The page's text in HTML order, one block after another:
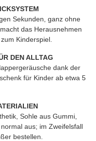
Sekunden, ganz ohne
das Herausnehmen
Kinderspiel.
DEN ALLTAG
dank der
für Kinder ab etwa 5
Sohle aus Gummi,
aus; im Zweifelsfall
bestellen.